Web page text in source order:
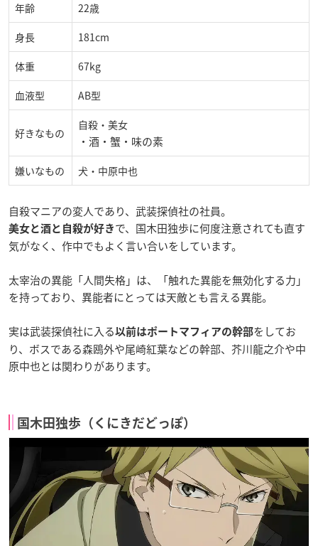
年齢 22歳
身長 181cm
体重 67kg
血液型 AB型
好きなもの
自殺・美女
・酒・蟹・味の素
嫌いなもの 犬・中原中也
自殺マニアの変人であり、武装探偵社の社員。
美女と酒と自殺が好き で、国木田独歩に何度注意されても直す
気がなく、作中でもよく言い合いをしています。
太宰治の異能「人間失格」は、「触れた異能を無効化する力」
を持っており、異能者にとっては天敵とも言える異能。
実は武装探偵社に入る以前はポートマフィアの幹部をしてお
り、ボスである森鴎外や尾崎紅葉などの幹部、芥川龍之介や中
原中也とは関わりがあります。
国木田独歩（くにきだどっぽ）